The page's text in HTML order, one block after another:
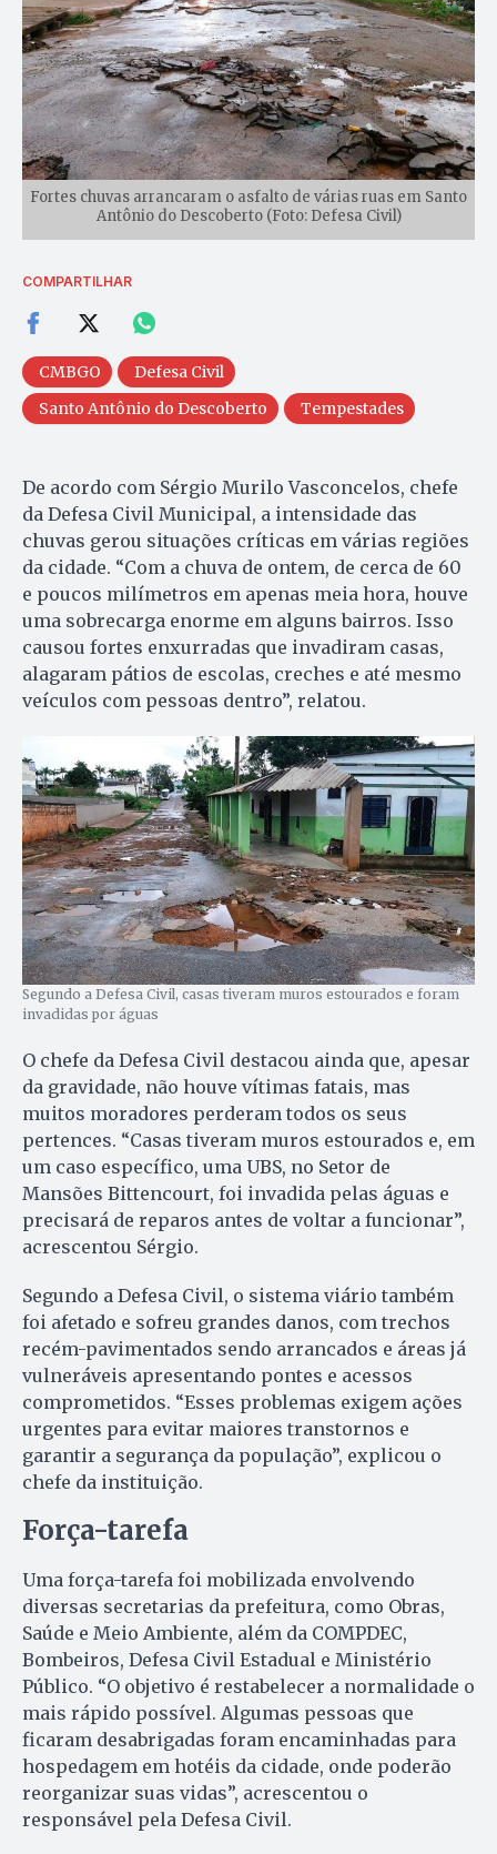
Fortes chuvas arrancaram o asfalto de várias ruas em Santo
Antônio do Descoberto (Foto: Defesa Civil)
COMPARTILHAR
CMBGO
Defesa Civil
Santo Antônio do Descoberto
Tempestades
De acordo com Sérgio Murilo Vasconcelos, chefe
da Defesa Civil Municipal, a intensidade das
chuvas gerou situações críticas em várias regiões
da cidade. “Com a chuva de ontem, de cerca de 60
e poucos milímetros em apenas meia hora, houve
uma sobrecarga enorme em alguns bairros. Isso
causou fortes enxurradas que invadiram casas,
alagaram pátios de escolas, creches e até mesmo
veículos com pessoas dentro”, relatou.
Segundo a Defesa Civil, casas tiveram muros estourados e foram
invadidas por águas
O chefe da Defesa Civil destacou ainda que, apesar
da gravidade, não houve vítimas fatais, mas
muitos moradores perderam todos os seus
pertences. “Casas tiveram muros estourados e, em
um caso específico, uma UBS, no Setor de
Mansões Bittencourt, foi invadida pelas águas e
precisará de reparos antes de voltar a funcionar”,
acrescentou Sérgio.
Segundo a Defesa Civil, o sistema viário também
foi afetado e sofreu grandes danos, com trechos
recém-pavimentados sendo arrancados e áreas já
vulneráveis apresentando pontes e acessos
comprometidos. “Esses problemas exigem ações
urgentes para evitar maiores transtornos e
garantir a segurança da população”, explicou o
chefe da instituição.
Força-tarefa
Uma força-tarefa foi mobilizada envolvendo
diversas secretarias da prefeitura, como Obras,
Saúde e Meio Ambiente, além da COMPDEC,
Bombeiros, Defesa Civil Estadual e Ministério
Público. “O objetivo é restabelecer a normalidade o
mais rápido possível. Algumas pessoas que
ficaram desabrigadas foram encaminhadas para
hospedagem em hotéis da cidade, onde poderão
reorganizar suas vidas”, acrescentou o
responsável pela Defesa Civil.